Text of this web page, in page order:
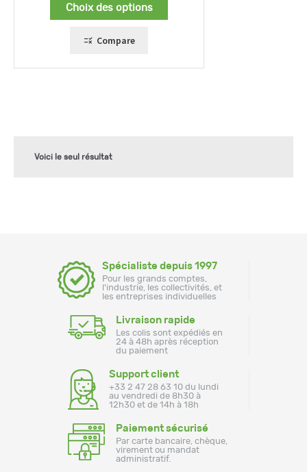
Choix des options
Compare
Voici le seul résultat
Spécialiste depuis 1997
Pour les grands comptes,
l'industrie, les collectivités, et
les entreprises individuelles
Livraison rapide
Les colis sont expédiés en
24 à 48h après réception
du paiement
Support client
+33 2 47 28 63 10 du lundi
au vendredi de 8h30 à
12h30 et de 14h à 18h
Paiement sécurisé
Par carte bancaire, chèque,
virement ou mandat
administratif.